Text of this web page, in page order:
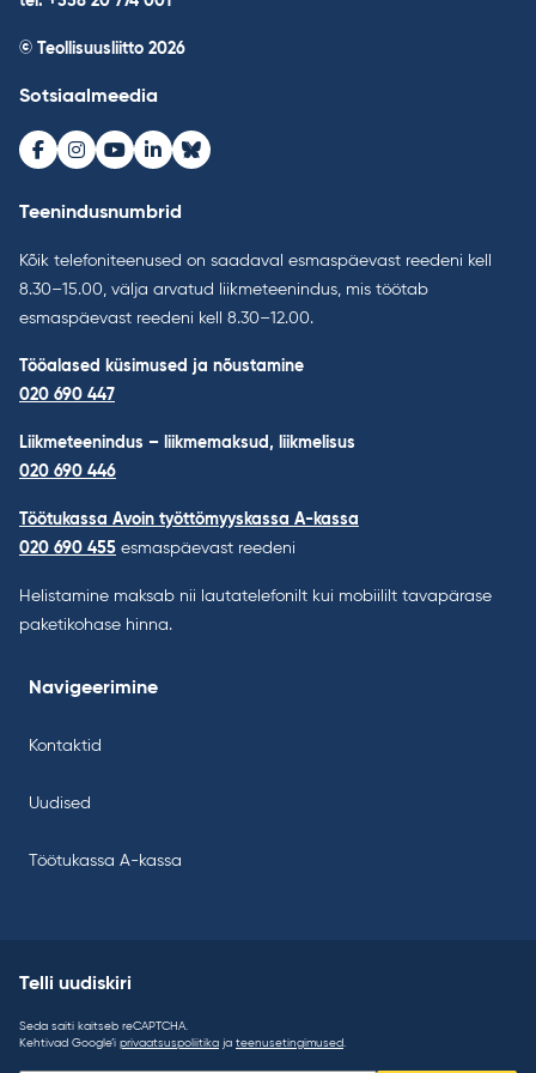
© Teollisuusliitto 2026
Sotsiaalmeedia
Facebook
Instagram
Youtube
LinkedInBluesky
Teenindusnumbrid
Kõik telefoniteenused on saadaval esmaspäevast reedeni kell
8.30–15.00, välja arvatud liikmeteenindus, mis töötab
esmaspäevast reedeni kell 8.30–12.00.
Tööalased küsimused ja nõustamine
020 690 447
Liikmeteenindus – liikmemaksud, liikmelisus
020 690 446
Töötukassa Avoin työttömyyskassa A-kassa
020 690 455 esmaspäevast reedeni
Helistamine maksab nii lautatelefonilt kui mobiililt tavapärase
paketikohase hinna.
Navigeerimine
Kontaktid
Uudised
Töötukassa A-kassa
Telli uudiskiri
Seda saiti kaitseb reCAPTCHA.
Kehtivad Google’i privaatsuspoliitika ja teenusetingimused